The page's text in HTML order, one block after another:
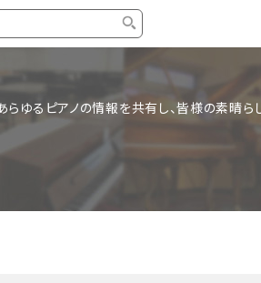
タイプ
中古グランドピアノ
中古アップライトピアノ
ゆるピアノの情報を共有し、皆様の素晴ら